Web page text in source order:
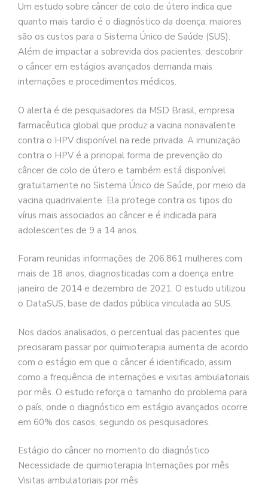
Um estudo sobre câncer de colo de útero indica que
quanto mais tardio é o diagnóstico da doença, maiores
são os custos para o Sistema Único de Saúde (SUS).
Além de impactar a sobrevida dos pacientes, descobrir
o câncer em estágios avançados demanda mais
internações e procedimentos médicos.
O alerta é de pesquisadores da MSD Brasil, empresa
farmacêutica global que produz a vacina nonavalente
contra o HPV disponível na rede privada. A imunização
contra o HPV é a principal forma de prevenção do
câncer de colo de útero e também está disponível
gratuitamente no Sistema Único de Saúde, por meio da
vacina quadrivalente. Ela protege contra os tipos do
vírus mais associados ao câncer e é indicada para
adolescentes de 9 a 14 anos.
Foram reunidas informações de 206.861 mulheres com
mais de 18 anos, diagnosticadas com a doença entre
janeiro de 2014 e dezembro de 2021. O estudo utilizou
o DataSUS, base de dados pública vinculada ao SUS.
Nos dados analisados, o percentual das pacientes que
precisaram passar por quimioterapia aumenta de acordo
com o estágio em que o câncer é identificado, assim
como a frequência de internações e visitas ambulatoriais
por mês. O estudo reforça o tamanho do problema para
o país, onde o diagnóstico em estágio avançados ocorre
em 60% dos casos, segundo os pesquisadores.
Estágio do câncer no momento do diagnóstico
Necessidade de quimioterapia Internações por mês
Visitas ambulatoriais por mês